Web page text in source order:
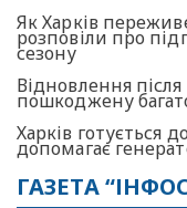
Як Харків
розповіли про
сезону
Відновлення
пошкоджену
Харків готується
допомагає
ГАЗЕТА